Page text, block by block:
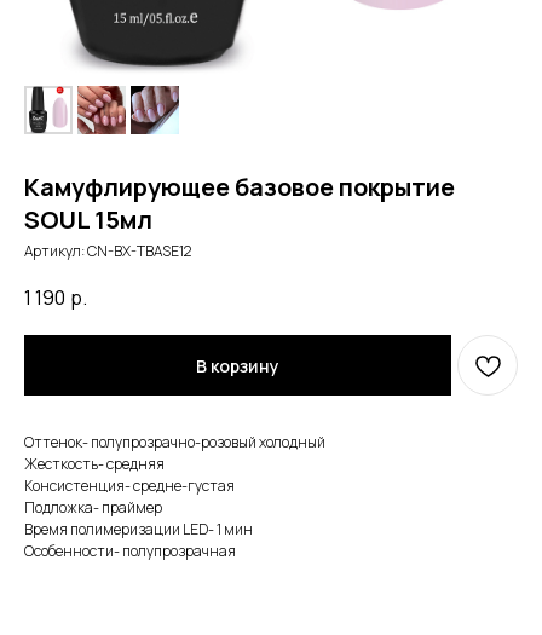
Камуфлирующее базовое покрытие
SOUL 15мл
Артикул:CN-BX-TBASE12
1 190 р.
В корзину
Оттенок- полупрозрачно-розовый холодный
Жесткость- средняя
Консистенция- средне-густая
Подложка- праймер
Время полимеризации LED- 1 мин
Особенности- полупрозрачная